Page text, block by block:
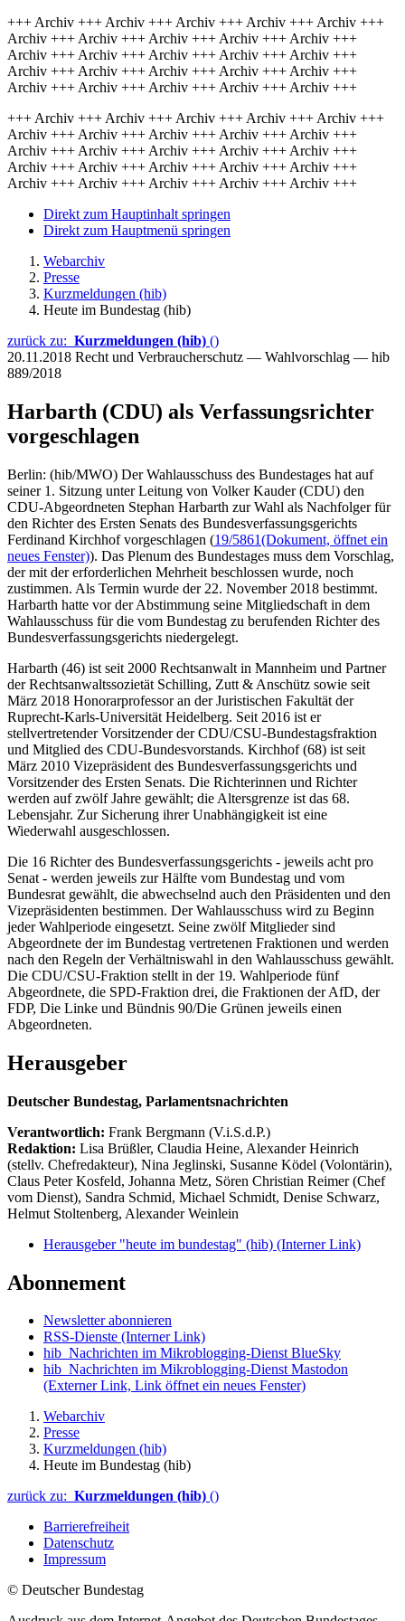
+++ Archiv +++ Archiv +++ Archiv +++ Archiv +++ Archiv +++
Archiv +++ Archiv +++ Archiv +++ Archiv +++ Archiv +++
Archiv +++ Archiv +++ Archiv +++ Archiv +++ Archiv +++
Archiv +++ Archiv +++ Archiv +++ Archiv +++ Archiv +++
Archiv +++ Archiv +++ Archiv +++ Archiv +++ Archiv +++
+++ Archiv +++ Archiv +++ Archiv +++ Archiv +++ Archiv +++
Archiv +++ Archiv +++ Archiv +++ Archiv +++ Archiv +++
Archiv +++ Archiv +++ Archiv +++ Archiv +++ Archiv +++
Archiv +++ Archiv +++ Archiv +++ Archiv +++ Archiv +++
Archiv +++ Archiv +++ Archiv +++ Archiv +++ Archiv +++
Direkt zum Hauptinhalt springen
Direkt zum Hauptmenü springen
Webarchiv
Presse
Kurzmeldungen (hib)
Heute im Bundestag (hib)
zurück zu: Kurzmeldungen (hib) ()
20.11.2018 Recht und Verbraucherschutz — Wahlvorschlag — hib
889/2018
Harbarth (CDU) als Verfassungsrichter
vorgeschlagen
Berlin: (hib/MWO) Der Wahlausschuss des Bundestages hat auf
seiner 1. Sitzung unter Leitung von Volker Kauder (CDU) den
CDU-Abgeordneten Stephan Harbarth zur Wahl als Nachfolger für
den Richter des Ersten Senats des Bundesverfassungsgerichts
Ferdinand Kirchhof vorgeschlagen (19/5861(Dokument, öffnet ein
neues Fenster)). Das Plenum des Bundestages muss dem Vorschlag,
der mit der erforderlichen Mehrheit beschlossen wurde, noch
zustimmen. Als Termin wurde der 22. November 2018 bestimmt.
Harbarth hatte vor der Abstimmung seine Mitgliedschaft in dem
Wahlausschuss für die vom Bundestag zu berufenden Richter des
Bundesverfassungsgerichts niedergelegt.
Harbarth (46) ist seit 2000 Rechtsanwalt in Mannheim und Partner
der Rechtsanwaltssozietät Schilling, Zutt & Anschütz sowie seit
März 2018 Honorarprofessor an der Juristischen Fakultät der
Ruprecht-Karls-Universität Heidelberg. Seit 2016 ist er
stellvertretender Vorsitzender der CDU/CSU-Bundestagsfraktion
und Mitglied des CDU-Bundesvorstands. Kirchhof (68) ist seit
März 2010 Vizepräsident des Bundesverfassungsgerichts und
Vorsitzender des Ersten Senats. Die Richterinnen und Richter
werden auf zwölf Jahre gewählt; die Altersgrenze ist das 68.
Lebensjahr. Zur Sicherung ihrer Unabhängigkeit ist eine
Wiederwahl ausgeschlossen.
Die 16 Richter des Bundesverfassungsgerichts - jeweils acht pro
Senat - werden jeweils zur Hälfte vom Bundestag und vom
Bundesrat gewählt, die abwechselnd auch den Präsidenten und den
Vizepräsidenten bestimmen. Der Wahlausschuss wird zu Beginn
jeder Wahlperiode eingesetzt. Seine zwölf Mitglieder sind
Abgeordnete der im Bundestag vertretenen Fraktionen und werden
nach den Regeln der Verhältniswahl in den Wahlausschuss gewählt.
Die CDU/CSU-Fraktion stellt in der 19. Wahlperiode fünf
Abgeordnete, die SPD-Fraktion drei, die Fraktionen der AfD, der
FDP, Die Linke und Bündnis 90/Die Grünen jeweils einen
Abgeordneten.
Herausgeber
Deutscher Bundestag, Parlamentsnachrichten
Verantwortlich: Frank Bergmann (V.i.S.d.P.)
Redaktion: Lisa Brüßler, Claudia Heine, Alexander Heinrich
(stellv. Chefredakteur), Nina Jeglinski, Susanne Ködel (Volontärin),
Claus Peter Kosfeld, Johanna Metz, Sören Christian Reimer (Chef
vom Dienst), Sandra Schmid, Michael Schmidt, Denise Schwarz,
Helmut Stoltenberg, Alexander Weinlein
Herausgeber "heute im bundestag" (hib) (Interner Link)
Abonnement
Newsletter abonnieren
RSS-Dienste (Interner Link)
hib_Nachrichten im Mikroblogging-Dienst BlueSky
hib_Nachrichten im Mikroblogging-Dienst Mastodon
(Externer Link, Link öffnet ein neues Fenster)
Webarchiv
Presse
Kurzmeldungen (hib)
Heute im Bundestag (hib)
zurück zu: Kurzmeldungen (hib) ()
Barrierefreiheit
Datenschutz
Impressum
© Deutscher Bundestag